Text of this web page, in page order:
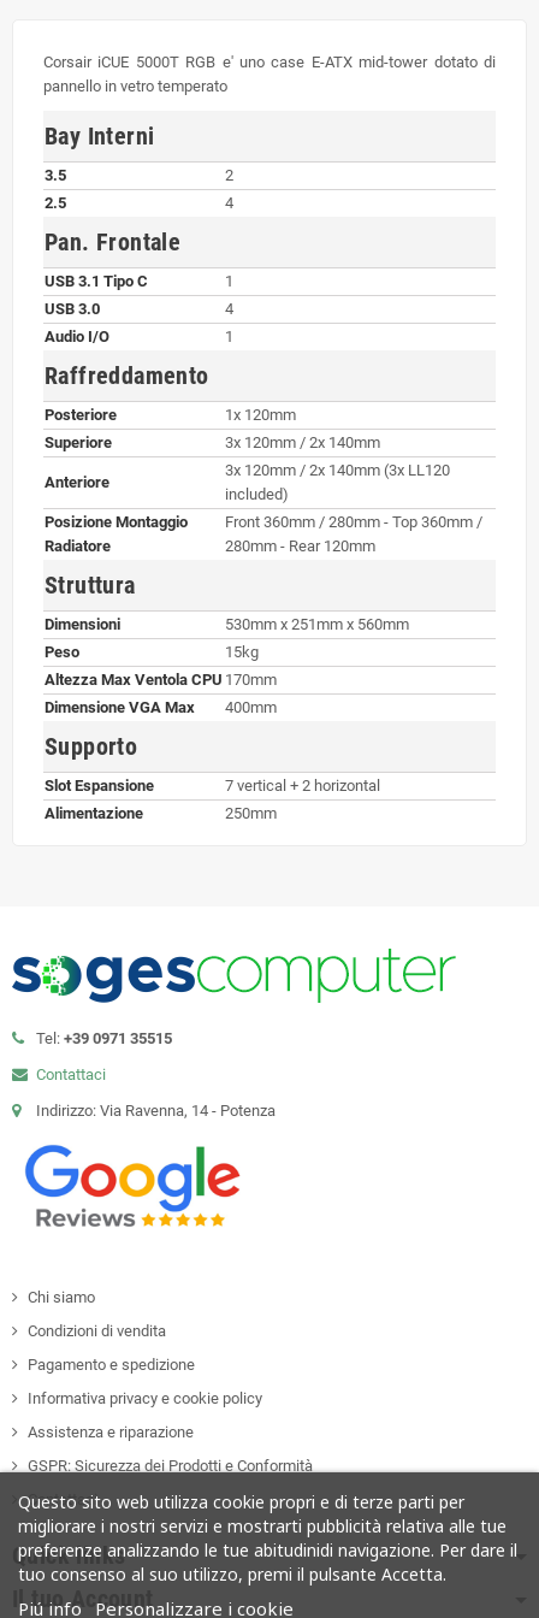
Corsair iCUE 5000T RGB e' uno case E-ATX mid-tower dotato di
pannello in vetro temperato
Bay Interni
3.5
2
2.5
4
Pan. Frontale
USB 3.1 Tipo C
1
USB 3.0
4
Audio I/O
1
Raffreddamento
Posteriore
1x 120mm
Superiore
3x 120mm / 2x 140mm
Anteriore
3x 120mm / 2x 140mm (3x LL120
included)
Posizione Montaggio
Radiatore
Front 360mm / 280mm - Top 360mm /
280mm - Rear 120mm
Struttura
Dimensioni
530mm x 251mm x 560mm
Peso
15kg
Altezza Max Ventola CPU 170mm
Dimensione VGA Max
400mm
Supporto
Slot Espansione
7 vertical + 2 horizontal
Alimentazione
250mm
Tel: +39 0971 35515
Contattaci
Indirizzo: Via Ravenna, 14 - Potenza
Chi siamo
Condizioni di vendita
Pagamento e spedizione
Informativa privacy e cookie policy
Assistenza e riparazione
GSPR: Sicurezza dei Prodotti e Conformità
Contattaci
Quick links
Il tuo Account
Questo sito web utilizza cookie propri e di terze parti per
migliorare i nostri servizi e mostrarti pubblicità relativa alle tue
preferenze analizzando le tue abitudinidi navigazione. Per dare il
tuo consenso al suo utilizzo, premi il pulsante Accetta.
Piú info Personalizzare i cookie